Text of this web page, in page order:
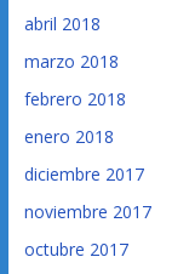
abril 2018
marzo 2018
febrero 2018
enero 2018
diciembre 2017
noviembre 2017
octubre 2017